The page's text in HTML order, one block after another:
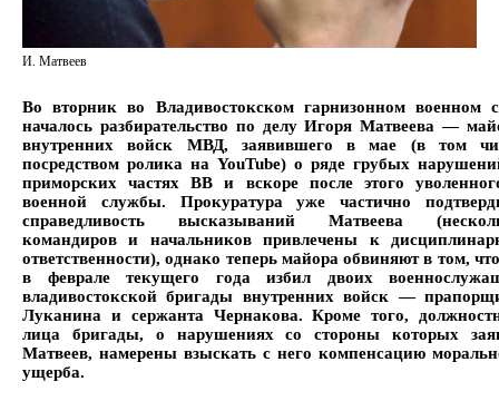
И. Матвеев
Во вторник во Владивостокском гарнизонном военном
началось разбирательство по делу Игоря Матвеева —
внутренних войск МВД, заявившего в мае (в том
посредством ролика на YouTube) о ряде грубых
приморских частях ВВ и вскоре после этого
военной службы. Прокуратура уже частично
справедливость высказываний Матвеева
командиров и начальников привлечены к
ответственности), однако теперь майора обвиняют в том,
в феврале текущего года избил двоих
владивостокской бригады внутренних войск —
Луканина и сержанта Чернакова. Кроме того,
лица бригады, о нарушениях со стороны которых
Матвеев, намерены взыскать с него компенсацию
ущерба.